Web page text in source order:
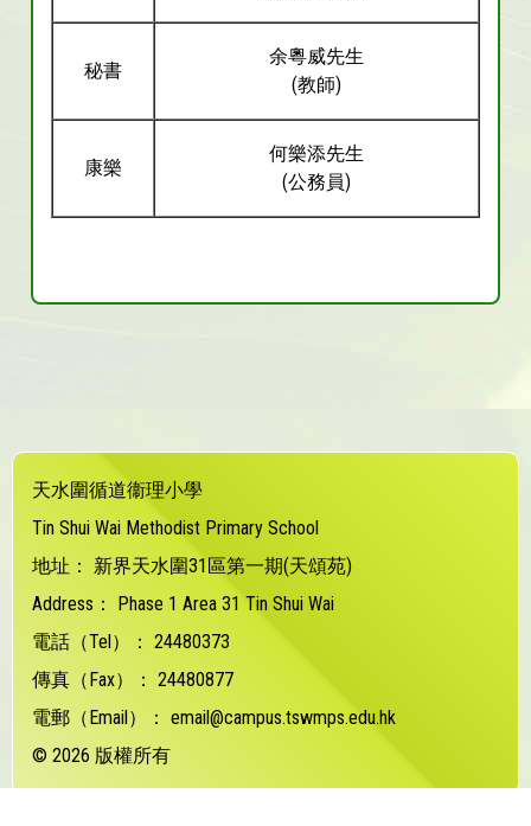
秘書
余粵威先生
(教師)
康樂
何樂添先生
(公務員)
天水圍循道衞理小學
Tin Shui Wai Methodist Primary School
地址：
新界天水圍31區第一期(天頌苑)
Address：
Phase 1 Area 31 Tin Shui Wai
電話（Tel）： 24480373
傳真（Fax）： 24480877
電郵（Email）： email@campus.tswmps.edu.hk
© 2026 版權所有